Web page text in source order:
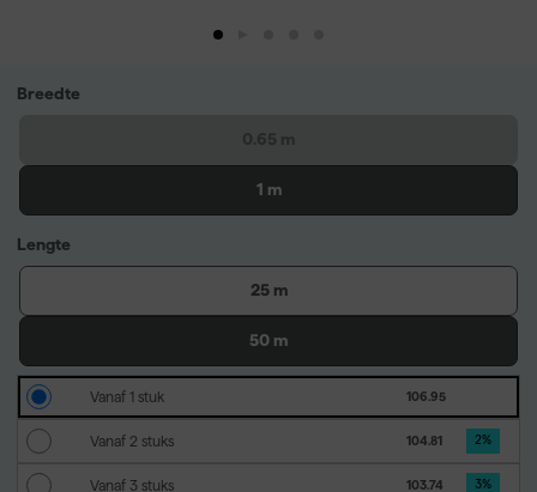
Breedte
1 m
Lengte
25 m
50 m
Vanaf 1 stuk 106.95
Vanaf 2 stuks 104.81 2%
Vanaf 3 stuks 103.74 3%